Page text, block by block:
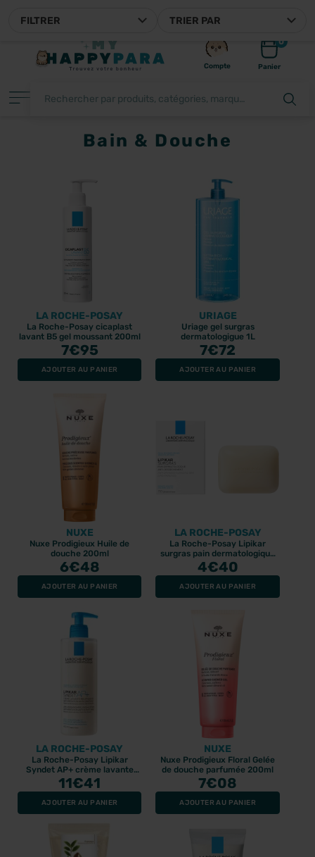
Compte
0
Panier
TRIER PAR
FILTRER
Bain & Douche
LA ROCHE-POSAY
La Roche-Posay cicaplast
lavant B5 gel moussant 200ml
7€95
AJOUTER AU PANIER
URIAGE
Uriage gel surgras
dermatologigue 1L
7€72
AJOUTER AU PANIER
NUXE
Nuxe Prodigieux Huile de
douche 200ml
6€48
AJOUTER AU PANIER
LA ROCHE-POSAY
La Roche-Posay Lipikar
surgras pain dermatologique
150gr
4€40
AJOUTER AU PANIER
LA ROCHE-POSAY
La Roche-Posay Lipikar
Syndet AP+ crème lavante
400ml
11€41
AJOUTER AU PANIER
NUXE
Nuxe Prodigieux Floral Gelée
de douche parfumée 200ml
7€08
AJOUTER AU PANIER